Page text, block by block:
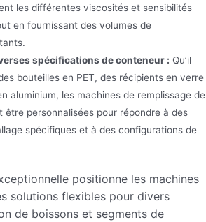
les différentes viscosités et sensibilités
en fournissant des volumes de
spécifications de conteneur : Qu’il
des bouteilles en PET, des récipients en verre
aluminium, les machines de remplissage de
être personnalisées pour répondre à des
spécifiques et à des configurations de
positionne les machines
solutions flexibles pour divers
de boissons et segments de